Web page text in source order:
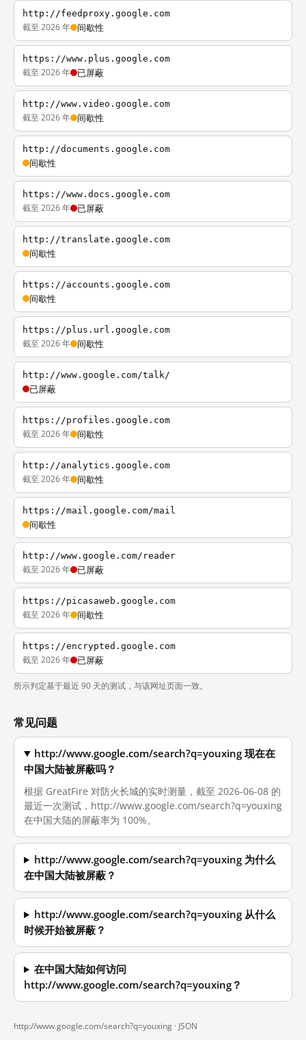
http://feedproxy.google.com
截至 2026 年 间歇性
https://www.plus.google.com
截至 2026 年 已屏蔽
http://www.video.google.com
截至 2026 年 间歇性
http://documents.google.com
间歇性
https://www.docs.google.com
截至 2026 年 已屏蔽
http://translate.google.com
间歇性
https://accounts.google.com
间歇性
https://plus.url.google.com
截至 2026 年 间歇性
http://www.google.com/talk/
已屏蔽
https://profiles.google.com
截至 2026 年 间歇性
http://analytics.google.com
截至 2026 年 间歇性
https://mail.google.com/mail
间歇性
http://www.google.com/reader
截至 2026 年 已屏蔽
https://picasaweb.google.com
截至 2026 年 间歇性
https://encrypted.google.com
截至 2026 年 已屏蔽
所示判定基于最近 90 天的测试，与该网址页面一致。
常见问题
http://www.google.com/search?q=youxing 现在在
中国大陆被屏蔽吗？
根据 GreatFire 对防火长城的实时测量，截至 2026-06-08 的
最近一次测试，http://www.google.com/search?q=youxing
在中国大陆的屏蔽率为 100%。
http://www.google.com/search?q=youxing 为什么
在中国大陆被屏蔽？
http://www.google.com/search?q=youxing 从什么
时候开始被屏蔽？
在中国大陆如何访问
http://www.google.com/search?q=youxing？
http://www.google.com/search?q=youxing · JSON